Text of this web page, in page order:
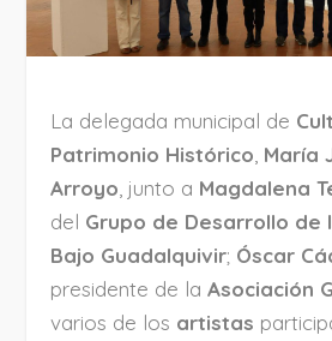
La delegada municipal de
Patrimonio Histórico María
Arroyo , junto a Magdalena
del Grupo de Desarrollo de
Bajo Guadalquivir; Óscar
presidente de laAsociación
varios de los artistas